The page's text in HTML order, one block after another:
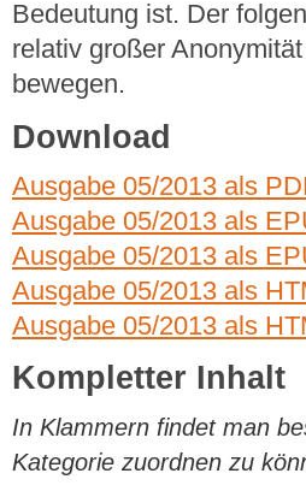
Bedeutung ist. Der
relativ großer
bewegen.
Download
Ausgabe 05/2013 als
Ausgabe 05/2013 als
Ausgabe 05/2013 als
Ausgabe 05/2013 als
Ausgabe 05/2013 als
Kompletter Inhalt
In Klammern findet man
Kategorie zuordnen zu